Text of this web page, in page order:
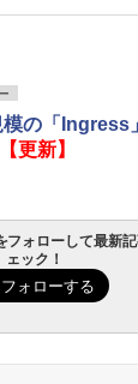
の「Ingress
更新】
フォローして最新
ェック！